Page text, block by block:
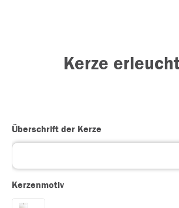
Kerze
Überschrift der Kerze
Kerzenmotiv